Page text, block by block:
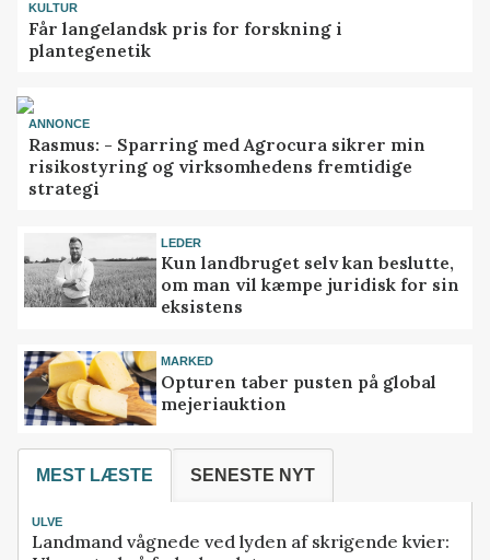
KULTUR
Får langelandsk pris for forskning i
plantegenetik
ANNONCE
Rasmus: - Sparring med Agrocura sikrer min
risikostyring og virksomhedens fremtidige
strategi
LEDER
Kun landbruget selv kan beslutte,
om man vil kæmpe juridisk for sin
eksistens
MARKED
Opturen taber pusten på global
mejeriauktion
MEST LÆSTE SENESTE NYT
ULVE
Landmand vågnede ved lyden af skrigende kvier: